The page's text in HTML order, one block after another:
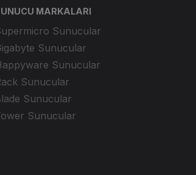
MARKALARI
Sunucular
Sunucular
Sunucular
Sunucular
Sunucular
Sunucular